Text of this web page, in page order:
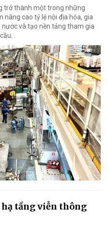
trở thành một trong những
nâng cao tỷ lệ nội địa hóa, gia
và tạo nền tảng tham gia
hạ tầng viễn thông